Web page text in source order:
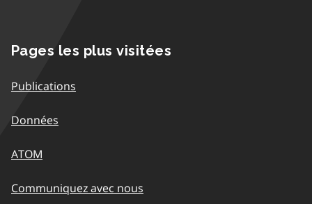
Pages les plus visitées
Publications
Données
ATOM
Communiquez avec nous